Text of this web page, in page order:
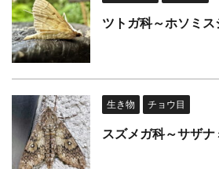
ツトガ科～ホソミ
生き物 チョウ目
スズメガ科～サザナ